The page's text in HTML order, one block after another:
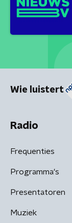
Wie luistert
Radio
Frequenties
Programma's
Presentatoren
Muziek